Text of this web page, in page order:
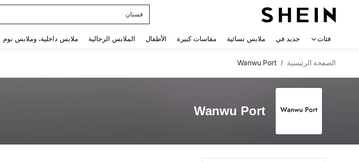
فستان
فئات جديد في ملابس نسائية مقاسات كبيرة الأطفال الملابس الرجالية ملابس داخلية، وملابس نوم
الصفحة الرئيسية /
Wanwu Port
Wanwu Port